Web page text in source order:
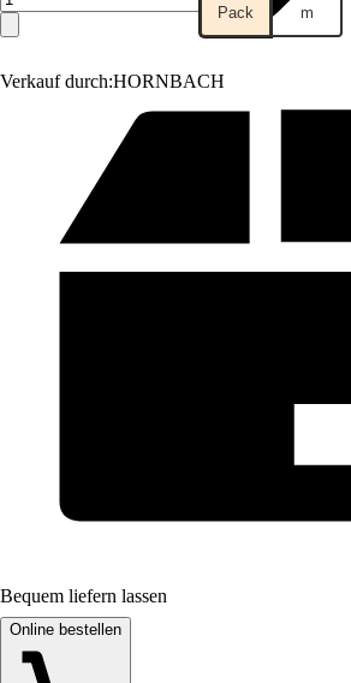
Verkauf durch:HORNBACH
Pack m
Bequem liefern lassen
Online bestellen